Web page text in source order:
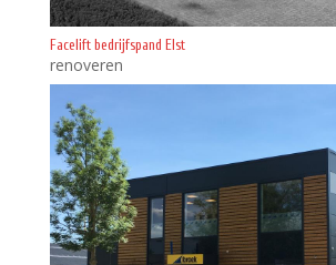
Facelift bedrijfspand Elst
renoveren